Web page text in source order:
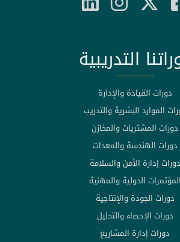
التدريبية
دورات القيادة والإدارة
الموارد البشرية والتدريب
دورات المشتريات والمخازن
دورات الهندسة والمعدات
دورات إدارة الأمن والسلامة
المؤتمرات الدولية والمهنية
دورات الجودة والإنتاجية
دورات الإحصاء والتحليل
دورات إدارة المشاريع